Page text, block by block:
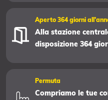
Aperto 364 giorni
Alla stazione
disposizione 364
Permuta
Compriamo le tue